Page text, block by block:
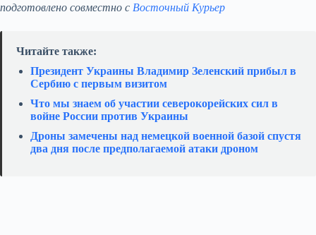
подготовлено совместно с Восточный Курьер
Читайте также:
Президент Украины Владимир Зеленский прибыл в
Сербию с первым визитом
Что мы знаем об участии северокорейских сил в
войне России против Украины
Дроны замечены над немецкой военной базой спустя
два дня после предполагаемой атаки дроном